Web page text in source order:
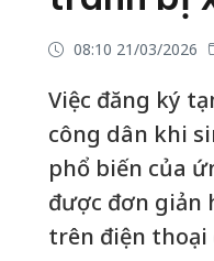
nhỏ
vừa
lớn
08:10 21/03/2026
Việc đăng ký
công dân khi
phổ biến của
được đơn giản
trên điện thoại